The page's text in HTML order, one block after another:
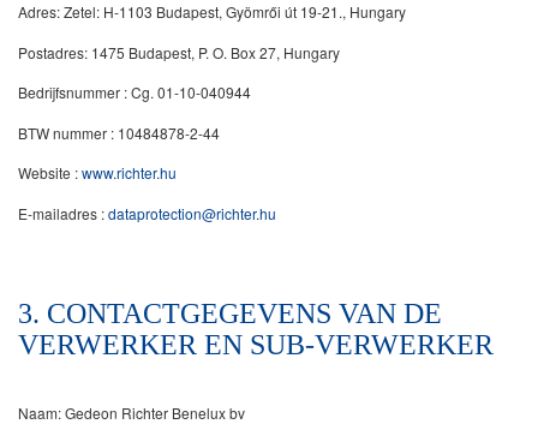
Adres: Zetel: H-1103 Budapest, Gyömrői út 19-21., Hungary
Postadres: 1475 Budapest, P. O. Box 27, Hungary
Bedrijfsnummer : Cg. 01-10-040944
BTW nummer : 10484878-2-44
Website :www.richter.hu
E-mailadres :dataprotection@richter.hu
3. CONTACTGEGEVENS VAN DE
VERWERKER EN SUB-VERWERKER
Naam: Gedeon Richter Benelux bv